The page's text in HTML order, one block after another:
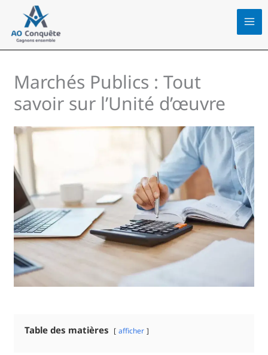
contenu
Marchés Publics : Tout
savoir sur l’Unité d’œuvre
Table des matières afficher